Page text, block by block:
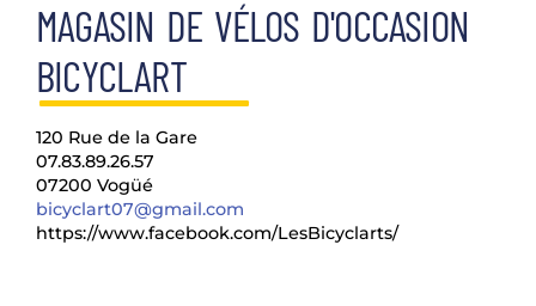
MAGASIN DE VÉLOS D'OCCASION
BICYCLART
120 Rue de la Gare
07.83.89.26.57
07200 Vogüé
bicyclart07@gmail.com
https://www.facebook.com/LesBicyclarts/